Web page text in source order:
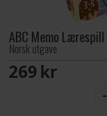
ABC Memo Lærespill
Norsk utgave
269 SEK
-